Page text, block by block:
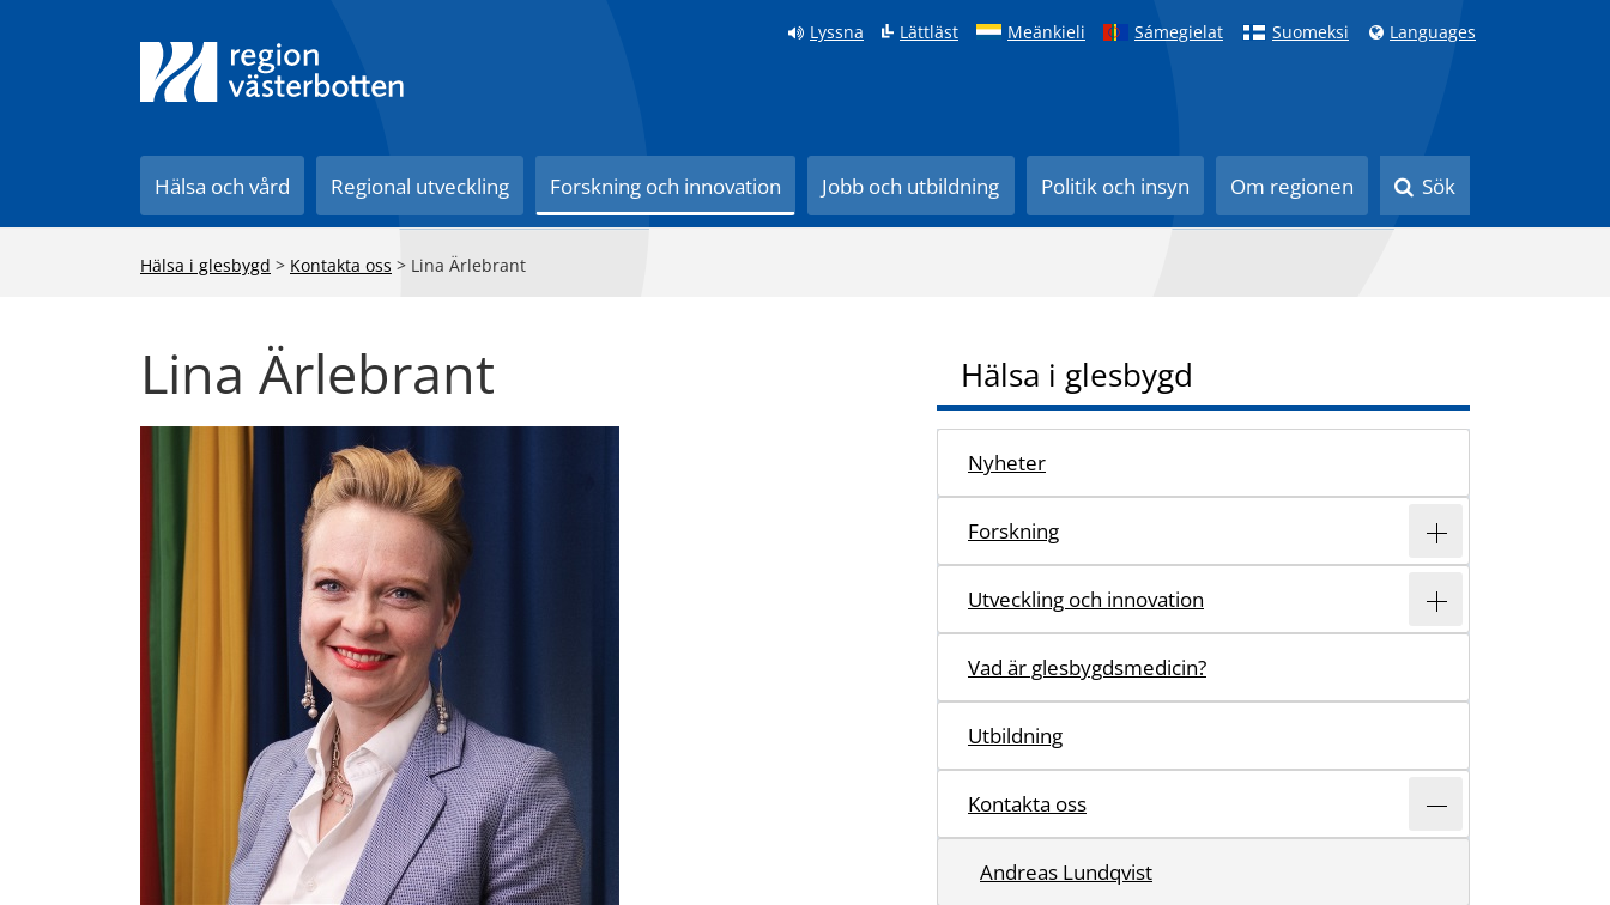
Lyssna Lättläst Meänkieli Sámegielat Suomeksi Languages
Hälsa och vård Regional utveckling Forskning och innovation Jobb och utbildning Politik och insyn Om regionen Sök
Hälsa i glesbygd > Kontakta oss > Lina Ärlebrant
Lina Ärlebrant Hälsa i glesbygd
Nyheter
Forskning
Utveckling och innovation
Vad är glesbygdsmedicin?
Utbildning
Kontakta oss
Andreas Lundqvist